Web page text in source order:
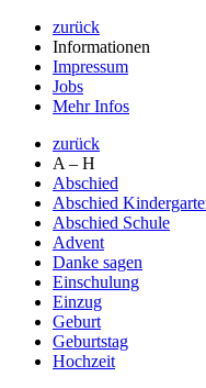
zurück
Informationen
Impressum
Jobs
Mehr Infos
zurück
A – H
Abschied
Abschied
Abschied Schule
Advent
Danke sagen
Einschulung
Einzug
Geburt
Geburtstag
Hochzeit